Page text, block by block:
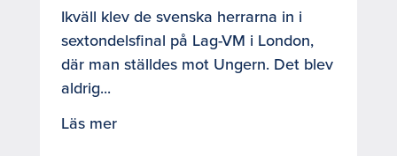
Ikväll klev de svenska herrarna in i
sextondelsfinal på Lag-VM i London,
där man ställdes mot Ungern. Det blev
aldrig...
Läs mer